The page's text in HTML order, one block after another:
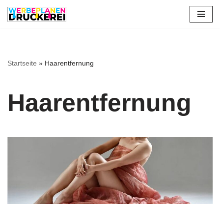
Startseite » Haarentfernung
Haarentfernung